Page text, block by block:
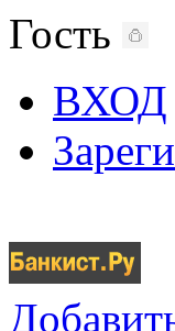
Гость
ВХОД